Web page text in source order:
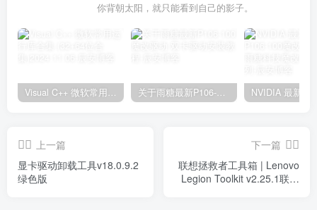
你背朝太阳，就只能看到自己的影子。
Visual C++ 微软常用运行库合集 (32+64位合集)2024.11.06 关于雨糖最新P106-100魔改驱动 双卡驱动安装教程
上一篇
显卡驱动卸载工具v18.0.9.2
绿色版
下一篇
联想拯救者工具箱 | Lenovo
Legion Toolkit v2.25.1联想